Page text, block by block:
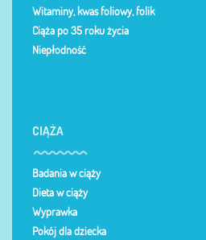
Witaminy, kwas foliowy, folik
Ciąża po 35 roku życia
Niepłodność
CIĄŻA
Badania w ciąży
Dieta w ciąży
Wyprawka
Pokój dla dziecka